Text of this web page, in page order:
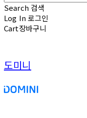
Search 검색
Log In로그인
Cart장바구니
도미니